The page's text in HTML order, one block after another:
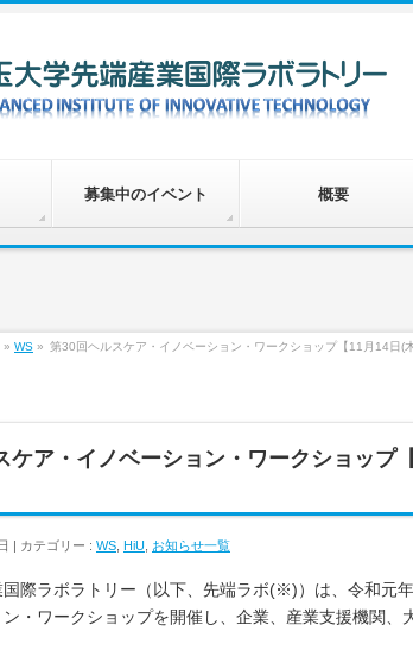
募集中のイベント 概要
» WS » 第30回ヘルスケア・イノベーション・ワークショップ【11月14日(
ケア・イノベーション・ワークショップ
| カテゴリー : WS HiU お知らせ一覧
際ラボラトリー（以下、先端ラボ(※)）は、令和元
・ワークショップを開催し、企業、産業支援機関、